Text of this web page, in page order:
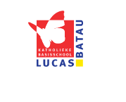
Door
naar
de
hoofd